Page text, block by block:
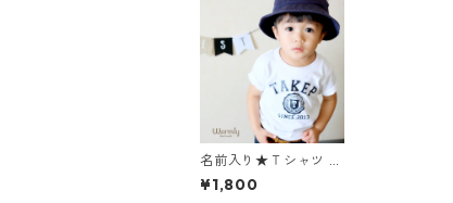
名前入り★Ｔシャツ ア
メカジ〔ホワイト〕名
入れ
¥1,800